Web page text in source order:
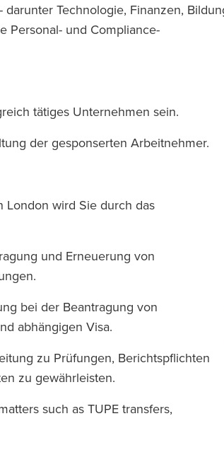
Technologie, Finanzen,
Personal- und Compliance-
tätiges Unternehmen sein.
der gesponserten Arbeitnehmer.
London wird Sie durch das
und Erneuerung von
bei der Beantragung von
abhängigen Visa.
zu Prüfungen, Berichtspflichten
zu gewährleisten.
such as TUPE transfers,